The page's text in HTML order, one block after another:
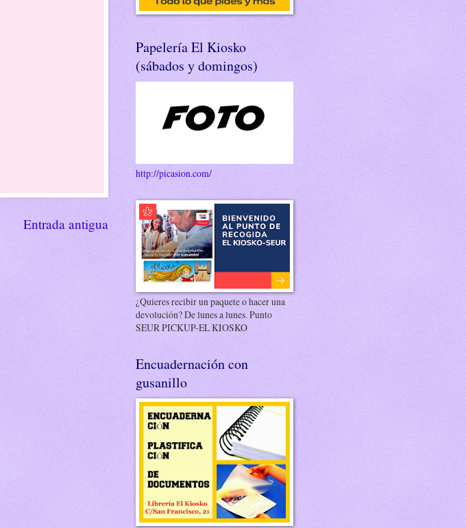
Entrada antigua
Papelería El Kiosko
(sábados y domingos)
http://picasion.com/
¿Quieres recibir un paquete o hacer una
devolución? De lunes a lunes. Punto
SEUR PICKUP-EL KIOSKO
Encuadernación con
gusanillo